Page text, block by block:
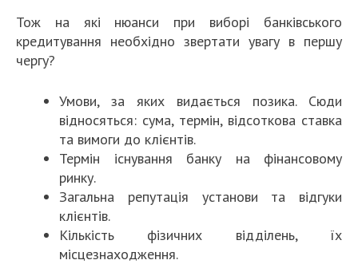
Тож на які нюанси при виборі банківського
кредитування необхідно звертати увагу в першу
чергу?
Умови, за яких видається позика. Сюди
відносяться: сума, термін, відсоткова ставка
та вимоги до клієнтів.
Термін існування банку на фінансовому
ринку.
Загальна репутація установи та відгуки
клієнтів.
Кількість фізичних відділень, їх
місцезнаходження.